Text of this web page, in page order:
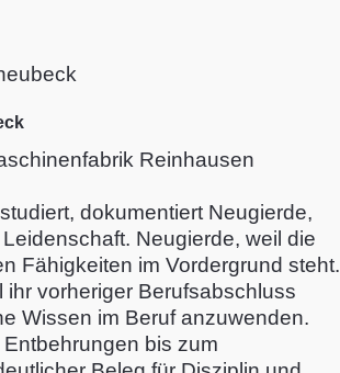
Reinhausen
dokumentiert Neugierde,
Neugierde, weil die
Fähigkeiten im Vordergrund steht.
ihr vorheriger Berufsabschluss
Wissen im Beruf anzuwenden.
bis zum